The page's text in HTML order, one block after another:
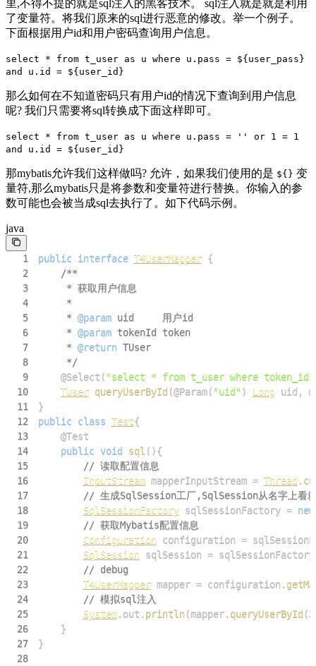
里,不得不提的就是sql注入的黑客技术。 sql注入就是就是利用
了变量符。将我们原来的sql进行恶意的修改。举一个例子。
下面根据用户id和用户密码查询用户信息。
select * from t_user as u where u.pass = ${user_pass}
and u.id = ${user_id}
那么如何在不知道密码只有用户id的情况下查询到用户信息
呢? 我们只需要将sql转换成下面这样即可。
select * from t_user as u where u.pass = '' or 1 = 1
and u.id = ${user_id}
那mybatis允许我们这样做吗? 允许，如果我们使用的是 ${} 变
量符,那么mybatis只是将参数和变量符进行替换。你输入的参
数可能也会被当成sql去执行了。如下代码示例。
java
1 public interface T4UserMapper {
2
3
4
5
     *
@param uid
6
     *
@param tokenId
token
7
     *
@return
TUser
8
     */
9
@Select ( "select * from t_user where
10
TUser queryUserById (@Param( "uid") Long uid ,
11
}
12
public class Test{
13
@Test
14
public void sql ( ){
15
// 读取配置信息
16
InputStream mapperInputStream = Thread .
17
// 生成SqlSession工厂,SqlSession从名字上看就
18
SqlSessionFactory sqlSessionFactory = new
19
// 获取Mybatis配置信息
20
Configuration configuration =
21
SqlSession sqlSession = sqlSessionFactory
22
// debug
23
T4UserMapper mapper = configuration .
24
// 模拟sql注入
25
System. out . println(mapper. queryUserById (
26
}
27
}
28